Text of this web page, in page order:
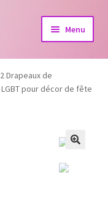
Menu
Drapeaux de
pour décor de fête